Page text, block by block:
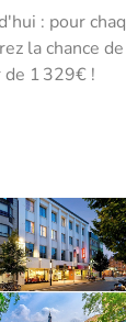
: pour
la chance
1 329€ !